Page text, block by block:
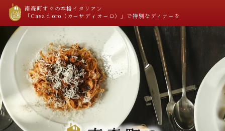
南森町すぐの本格イタリアン
「Casa d’oro（カーサディオーロ）」で特別なディナーを